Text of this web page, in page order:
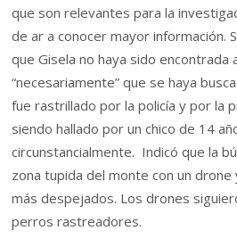
que son relevantes para la
de ar a conocer mayor información.
que Gisela no haya sido
“necesariamente” que se haya
fue rastrillado por la policía y por la
siendo hallado por un chico de 14
circunstancialmente. Indicó que la
zona tupida del monte con un drone
más despejados. Los drones
perros rastreadores.